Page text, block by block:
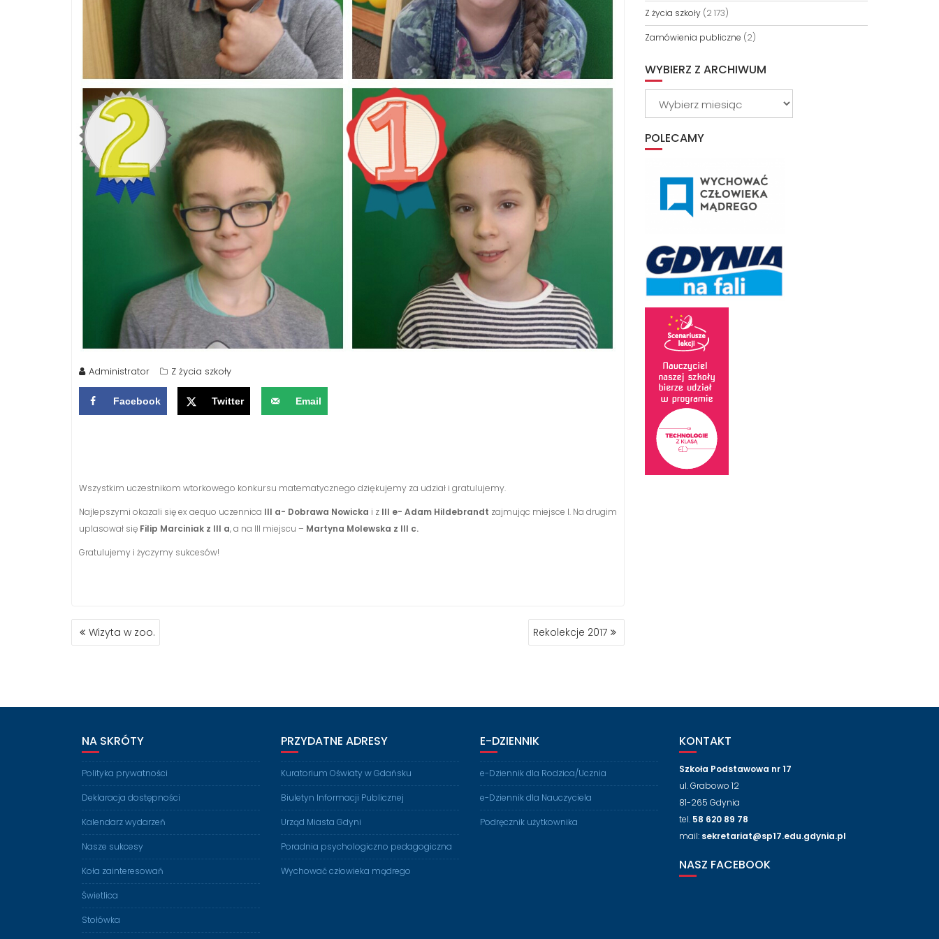
Administrator Z życia szkoły
Facebook Twitter Email
Wszystkim uczestnikom wtorkowego konkursu matematycznego dziękujemy za udział i gratulujemy.
Najlepszymi okazali się ex aequo uczennica III a- Dobrawa Nowicka i z III e- Adam Hildebrandt zajmując miejsce I. Na drugim
uplasował się Filip Marciniak z III a, a na III miejscu – Martyna Molewska z III c.
Gratulujemy i życzymy sukcesów!
NAWIGACJA
WPISU
Wizyta w zoo. Rekolekcje 2017
Z życia szkoły(2 173)
Zamówienia publiczne (2)
WYBIERZ Z ARCHIWUM
POLECAMY
NA SKRÓTY
Polityka prywatności
Deklaracja dostępności
Kalendarz wydarzeń
Nasze sukcesy
Koła zainteresowań
Świetlica
Stołówka
PRZYDATNE ADRESY
Kuratorium Oświaty w Gdańsku
Biuletyn Informacji Publicznej
Urząd Miasta Gdyni
Poradnia psychologiczno pedagogiczna
Wychować człowieka mądrego
E-DZIENNIK
e-Dziennik dla Rodzica/Ucznia
e-Dziennik dla Nauczyciela
Podręcznik użytkownika
KONTAKT
Szkoła Podstawowa nr 17
ul. Grabowo 12
81-265 Gdynia
tel. 58 620 89 78
mail: sekretariat@sp17.edu.gdynia.pl
NASZ FACEBOOK